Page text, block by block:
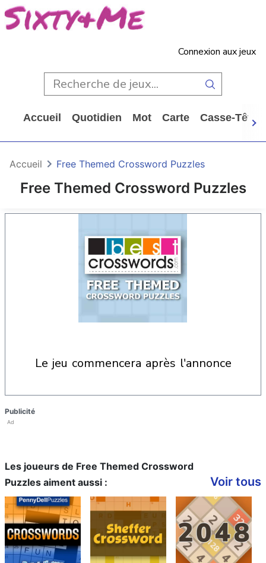
Connexion aux jeux
Accueil Quotidien Mot Carte Casse-Tête
Free Themed Crossword Puzzles
Accueil Free Themed Crossword Puzzles
le jeu commencera après l'annonce
Publicité
Ad
Les joueurs de Free Themed Crossword
Puzzles aiment aussi :
Voir tous